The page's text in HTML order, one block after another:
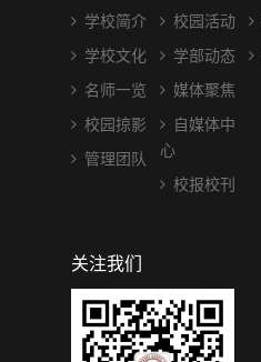
学校简介
学校文化
名师一览
校园掠影
管理团队
校园活动
学部动态
媒体聚焦
自媒体中
心
校报校刊
关注我们